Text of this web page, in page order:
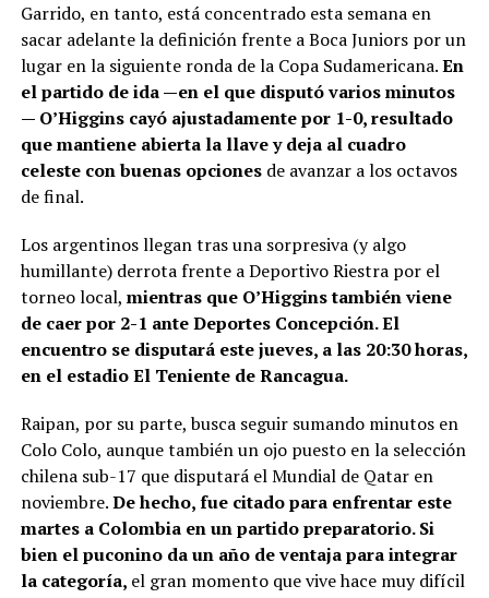
Garrido, en tanto, está concentrado esta semana en
sacar adelante la definición frente a Boca Juniors por un
lugar en la siguiente ronda de la Copa Sudamericana.En
el partido de ida —en el que disputó varios minutos
— O’Higgins cayó ajustadamente por 1-0, resultado
que mantiene abierta la llave y deja al cuadro
celeste con buenas opcionesde avanzar a los octavos
de final.
Los argentinos llegan tras una sorpresiva (y algo
humillante) derrota frente a Deportivo Riestra por el
torneo local, mientras que O’Higgins también viene
de caer por 2-1 ante Deportes Concepción. El
encuentro se disputará este jueves, a las 20:30 horas,
en el estadio El Teniente de Rancagua.
Raipan, por su parte, busca seguir sumando minutos en
Colo Colo, aunque también un ojo puesto en la selección
chilena sub-17 que disputará el Mundial de Qatar en
noviembre.De hecho, fue citado para enfrentar este
martes a Colombia en un partido preparatorio. Si
bien el puconino da un año de ventaja para integrar
la categoría, el gran momento que vive hace muy difícil